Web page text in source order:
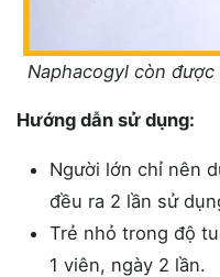
Naphacogyl còn
Hướng dẫn sử dụng:
Người lớn chỉ nên
đều ra 2 lần sử
Trẻ nhỏ trong độ
1 viên, ngày 2 lần.